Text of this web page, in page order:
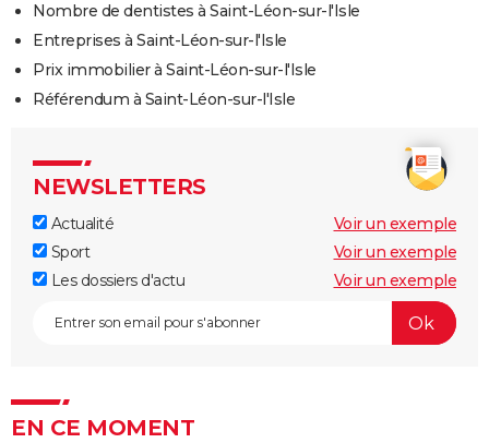
Nombre de dentistes à Saint-Léon-sur-l'Isle
Entreprises à Saint-Léon-sur-l'Isle
Prix immobilier à Saint-Léon-sur-l'Isle
Référendum à Saint-Léon-sur-l'Isle
NEWSLETTERS
Actualité
Voir un exemple
Sport
Voir un exemple
Les dossiers d'actu
Voir un exemple
EN CE MOMENT